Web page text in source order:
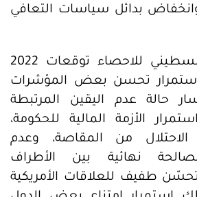
بدائل سياسات التعافي
وأصدر المركز الفلسطيني للاحصاء توقعات 2022
تحسن بعض المؤشرات
حالة عدم اليقين المرتبطة
الأزمة المالية للحكومة،
من المقاصة، وعدم
نهائية بين الأطراف
طفيف للعلاقات الأمريكية